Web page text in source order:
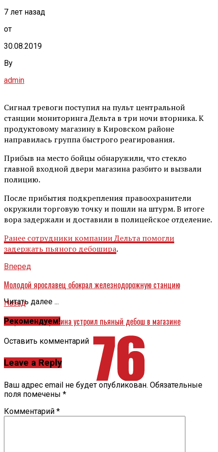
7 лет назад
от
30.08.2019
By
admin
Сигнал тревоги поступил на пульт центральной
станции мониторинга Дельта в три ночи вторника. К
продуктовому магазину в Кировском районе
направилась группа быстрого реагирования.
Прибыв на место бойцы обнаружили, что стекло
главной входной двери магазина разбито и вызвали
полицию.
После прибытия подкрепления правоохранители
окружили торговую точку и пошли на штурм. В итоге
вора задержали и доставили в полицейское отделение.
Ранее сотрудники компании Дельта помогли
задержать пьяного дебошира.
Вперед
Молодой ярославец обокрал железнодорожную станцию
Назад
В Ярославле мужчина устроил пьяный дебош в магазине
Читать далее ...
Рекомендуем!
Оставить комментарий
Leave a Reply
Ваш адрес email не будет опубликован. Обязательные
поля помечены *
Комментарий *